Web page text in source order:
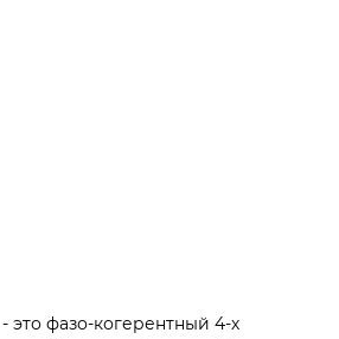
это фазо-когерентный 4-х